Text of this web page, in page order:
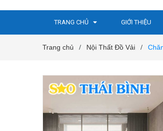
TRANG CHỦ GIỚI THIỆU
Trang chủ / Nội Thất Đồ Vải /